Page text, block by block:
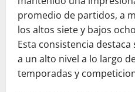
promedio de partidos, a
los altos siete y bajos
Esta consistencia
a un alto nivel a lo largo
temporadas y